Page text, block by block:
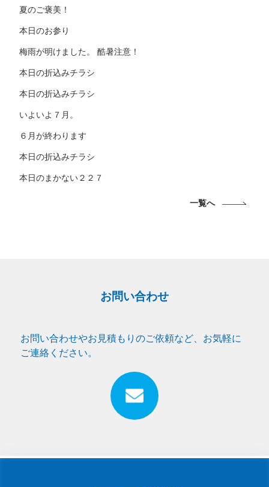
夏のご褒美！
本日のお参り
梅雨が明けました。 酷暑注意！
本日の折込みチラシ
本日の折込みチラシ
いよいよ７月。
６月が終わります
本日の折込みチラシ
本日のまかない２２７
一覧へ
お問い合わせ
お問い合わせやお見積もりのご依頼など、お気軽に
ご連絡ください。